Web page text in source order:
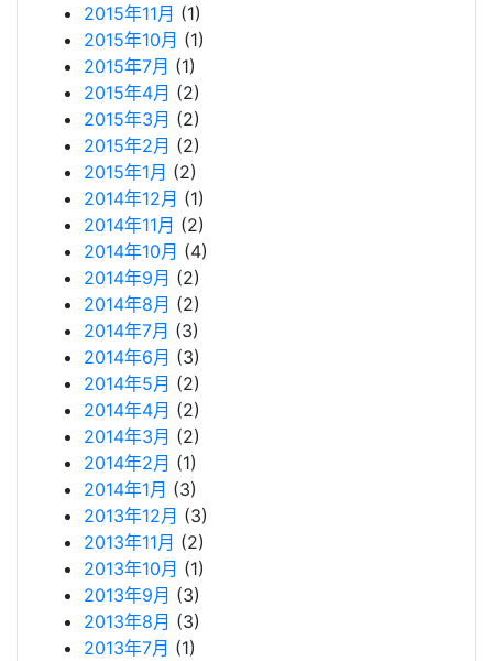
2015年11月 (1)
2015年10月 (1)
2015年7月 (1)
2015年4月 (2)
2015年3月 (2)
2015年2月 (2)
2015年1月 (2)
2014年12月 (1)
2014年11月 (2)
2014年10月 (4)
2014年9月 (2)
2014年8月 (2)
2014年7月 (3)
2014年6月 (3)
2014年5月 (2)
2014年4月 (2)
2014年3月 (2)
2014年2月 (1)
2014年1月 (3)
2013年12月 (3)
2013年11月 (2)
2013年10月 (1)
2013年9月 (3)
2013年8月 (3)
2013年7月 (1)